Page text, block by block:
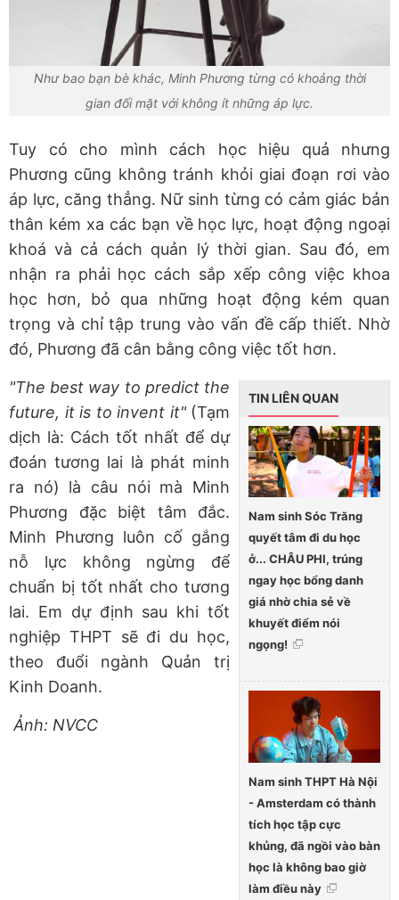
Như bao bạn bè khác, Minh Phương từng có khoảng thời
gian đối mặt với không ít những áp lực.
Tuy có cho mình cách học hiệu quả nhưng
Phương cũng không tránh khỏi giai đoạn rơi vào
áp lực, căng thẳng. Nữ sinh từng có cảm giác bản
thân kém xa các bạn về học lực, hoạt động ngoại
khoá và cả cách quản lý thời gian. Sau đó, em
nhận ra phải học cách sắp xếp công việc khoa
học hơn, bỏ qua những hoạt động kém quan
trọng và chỉ tập trung vào vấn đề cấp thiết. Nhờ
đó, Phương đã cân bằng công việc tốt hơn.
TIN LIÊN QUAN
Nam sinh Sóc Trăng
quyết tâm đi du học
ở... CHÂU PHI, trúng
ngay học bổng danh
giá nhờ chia sẻ về
khuyết điểm nói
ngọng!
Nam sinh THPT Hà Nội
- Amsterdam có thành
tích học tập cực
khủng, đã ngồi vào bàn
học là không bao giờ
làm điều này
"The best way to predict the
future, it is to invent it"(Tạm
dịch là: Cách tốt nhất để dự
đoán tương lai là phát minh
ra nó) là câu nói mà Minh
Phương đặc biệt tâm đắc.
Minh Phương luôn cố gắng
nỗ lực không ngừng để
chuẩn bị tốt nhất cho tương
lai. Em dự định sau khi tốt
nghiệp THPT sẽ đi du học,
theo đuổi ngành Quản trị
Kinh Doanh.
Ảnh: NVCC